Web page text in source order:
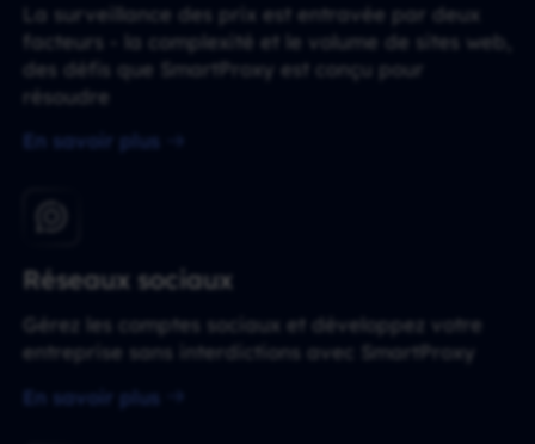
La surveillance des prix est entravée par deux
facteurs - la complexité et le volume de sites web,
des défis que SmartProxy est conçu pour
résoudre
En savoir plus
Réseaux sociaux
Gérez les comptes sociaux et développez votre
entreprise sans interdictions avec SmartProxy
En savoir plus